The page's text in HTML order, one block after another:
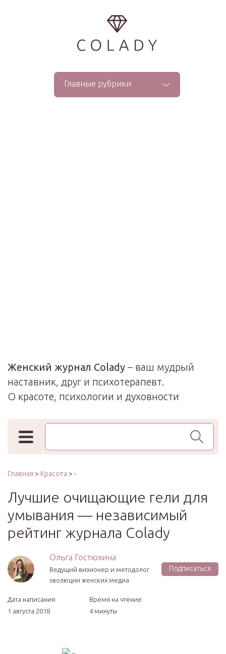
Главные рубрики
Женский журнал Colady – ваш мудрый
наставник, друг и психотерапевт.
О красоте, психологии и духовности
Поиск по сайту
Главная > Красота > -
Лучшие очищающие гели для
умывания — независимый
рейтинг журнала Colady
Ольга Гостюхина
Ведущий визионер и методолог
эволюции женских медиа
Подписаться
Дата написания:
1 августа 2018
Время на чтение:
4 минуты